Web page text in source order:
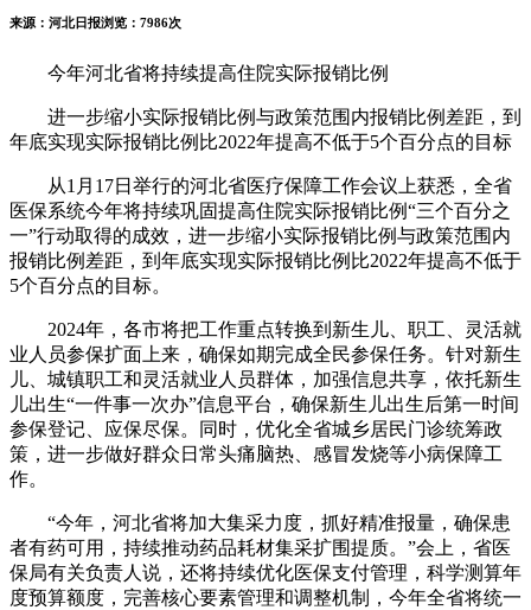
来源：河北日报浏览：7986次
今年河北省将持续提高住院实际报销比例
进一步缩小实际报销比例与政策范围内报销比例差距，到
年底实现实际报销比例比2022年提高不低于5个百分点的目标
从1月17日举行的河北省医疗保障工作会议上获悉，全省
医保系统今年将持续巩固提高住院实际报销比例“三个百分之
一”行动取得的成效，进一步缩小实际报销比例与政策范围内
报销比例差距，到年底实现实际报销比例比2022年提高不低于
5个百分点的目标。
2024年，各市将把工作重点转换到新生儿、职工、灵活就
业人员参保扩面上来，确保如期完成全民参保任务。针对新生
儿、城镇职工和灵活就业人员群体，加强信息共享，依托新生
儿出生“一件事一次办”信息平台，确保新生儿出生后第一时间
参保登记、应保尽保。同时，优化全省城乡居民门诊统筹政
策，进一步做好群众日常头痛脑热、感冒发烧等小病保障工
作。
“今年，河北省将加大集采力度，抓好精准报量，确保患
者有药可用，持续推动药品耗材集采扩围提质。”会上，省医
保局有关负责人说，还将持续优化医保支付管理，科学测算年
度预算额度，完善核心要素管理和调整机制，今年全省将统一